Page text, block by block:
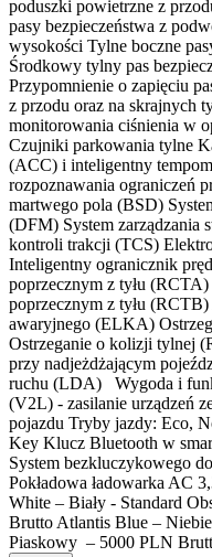
poduszki powietrzne z
pasy bezpieczeństwa z
wysokości Tylne boczne
Środkowy tylny pas
Przypomnienie o zapięciu
z przodu oraz na skrajnych
monitorowania ciśnienia w
Czujniki parkowania tylne
(ACC) i inteligentny
rozpoznawania ograniczeń
martwego pola (BSD)
(DFM) System zarządzania
kontroli trakcji (TCS)
Inteligentny ogranicznik
poprzecznym z tyłu
poprzecznym z tyłu
awaryjnego (ELKA)
Ostrzeganie o kolizji tylnej
przy nadjeżdżającym
ruchu (LDA) Wygoda i
(V2L) - zasilanie urządzeń
pojazdu Tryby jazdy: Eco,
Key Klucz Bluetooth w
System bezkluczykowego
Pokładowa ładowarka AC
White – Biały - Standard
Brutto Atlantis Blue –
Piaskowy – 5000 PLN